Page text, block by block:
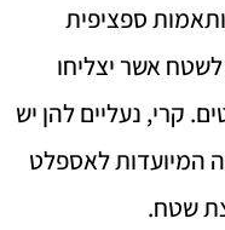
ספציפית
אשר יצליחו
קרי, נעליים להן יש
המיועדות לאספלט
שטח.